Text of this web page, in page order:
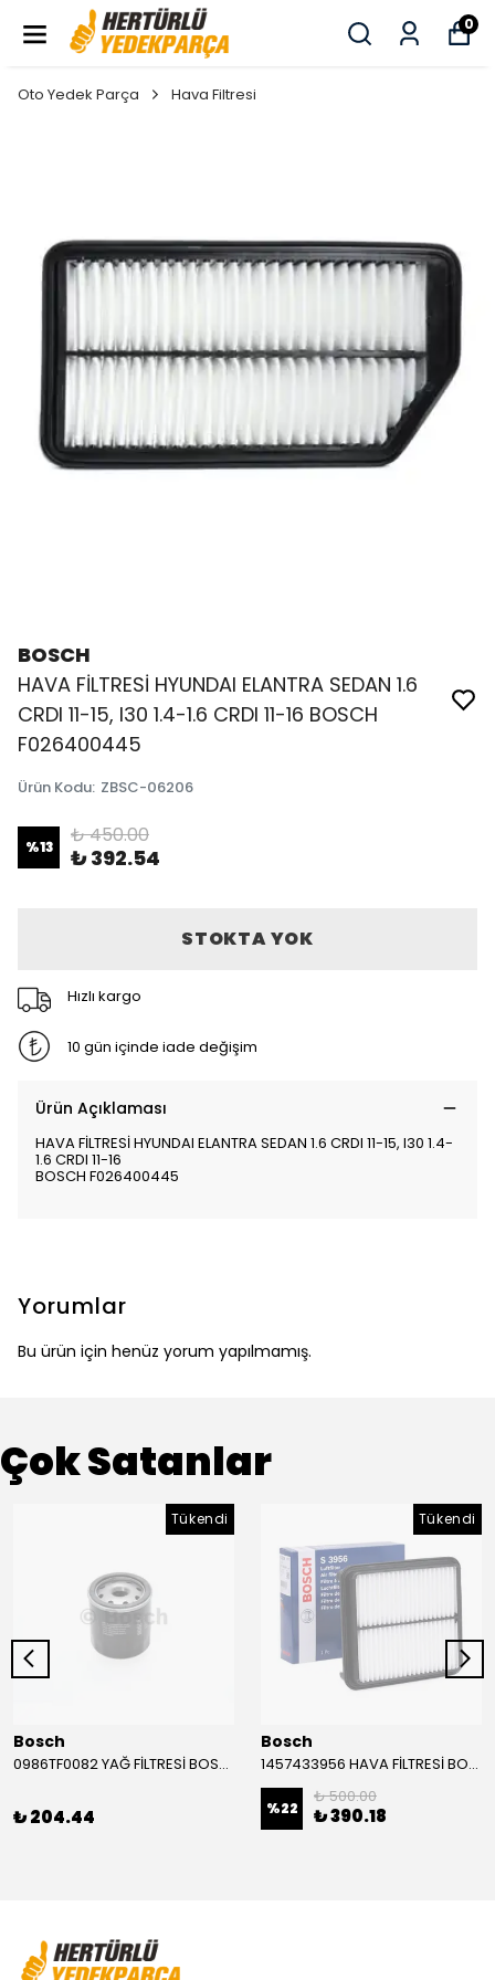
0
Oto Yedek Parça Hava Filtresi
BOSCH
HAVA FİLTRESİ HYUNDAI ELANTRA SEDAN 1.6
CRDI 11-15, I30 1.4-1.6 CRDI 11-16 BOSCH
F026400445
Ürün Kodu: ZBSC-06206
%13 ₺ 450.00
₺ 392.54
STOKTA YOK
Hızlı kargo
10 gün içinde iade değişim
Ürün Açıklaması
HAVA FİLTRESİ HYUNDAI ELANTRA SEDAN 1.6 CRDI 11-15, I30 1.4-
1.6 CRDI 11-16
BOSCH F026400445
Yorumlar
Bu ürün için henüz yorum yapılmamış.
Çok Satanlar
Tükendi
Bosch
0986TF0082 YAĞ FİLTRESİ BOSCH
₺ 204.44
Tükendi
Bosch
1457433956 HAVA FİLTRESİ BOSCH
%22
₺ 500.00
₺ 390.18